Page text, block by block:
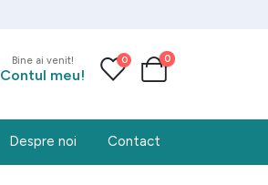
Bine ai venit!
Contul meu!
0 0
Despre noi Contact